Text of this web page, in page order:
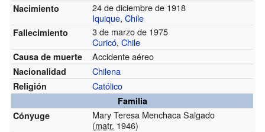
Nacimiento
24 de diciembre de 1918
Iquique,Chile
Fallecimiento
3 de marzo de 1975
Curicó,Chile
Causa de muerte Accidente aéreo
Nacionalidad Chilena
Religión Católico
Familia
Cónyuge
Mary Teresa Menchaca Salgado
(matr. 1946)